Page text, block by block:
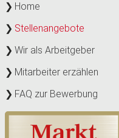
Home
Stellenangebote
Wir als Arbeitgeber
Mitarbeiter erzählen
FAQ zur Bewerbung